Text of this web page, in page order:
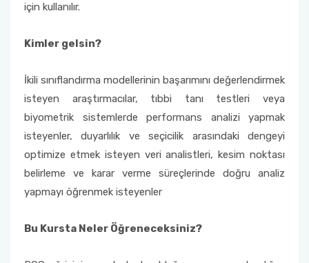
için kullanılır.
Kimler gelsin?
İkili sınıflandırma modellerinin başarımını değerlendirmek
isteyen araştırmacılar, tıbbi tanı testleri veya
biyometrik sistemlerde performans analizi yapmak
isteyenler, duyarlılık ve seçicilik arasındaki dengeyi
optimize etmek isteyen veri analistleri, kesim noktası
belirleme ve karar verme süreçlerinde doğru analiz
yapmayı öğrenmek isteyenler
Bu Kursta Neler Öğreneceksiniz?